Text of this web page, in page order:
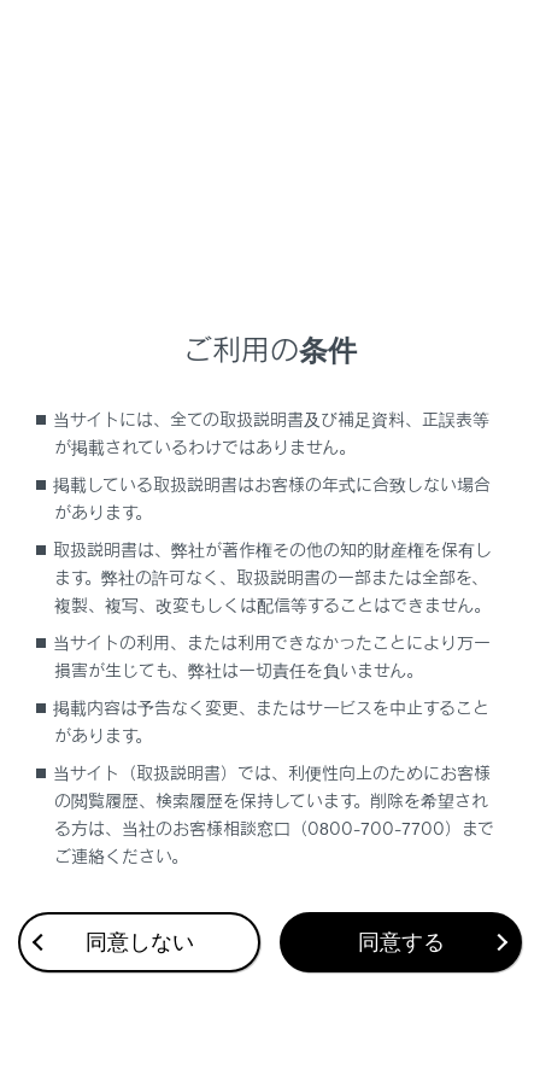
ワイヤレス機能について
メカニカルキーを使うには
合わせて見られているページ
スマートエントリー＆スタートシステム
トランク
ドア
このページは役に立ちましたか？
ご利用の条件
当サイトには、全ての取扱説明書及び補足資料、正誤表等
が掲載されているわけではありません。
掲載している取扱説明書はお客様の年式に合致しない場合
があります。
取扱説明書は、弊社が著作権その他の知的財産権を保有し
ます。弊社の許可なく、取扱説明書の一部または全部を、
複製、複写、改変もしくは配信等することはできません。
当サイトの利用、または利用できなかったことにより万一
損害が生じても、弊社は一切責任を負いません。
掲載内容は予告なく変更、またはサービスを中止すること
があります。
当サイト（取扱説明書）では、利便性向上のためにお客様
の閲覧履歴、検索履歴を保持しています。削除を希望され
る方は、当社のお客様相談窓口（0800-700-7700）まで
ご連絡ください。
同意しない 同意する